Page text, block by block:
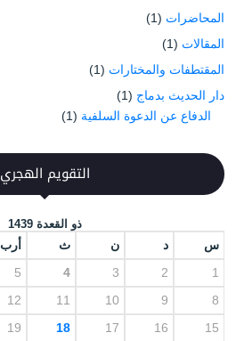
المحاضرات (1)
المقالات (1)
المقتطفات والمختارات (1)
دار الحديث بدماج (1)
الدفاع عن الدعوة السلفية (1)
التقويم الهجري
ذو القعدة 1439
س د ن ث أرب
1
2
3
4
5
8
9
10
11
12
15
16
17
18
19